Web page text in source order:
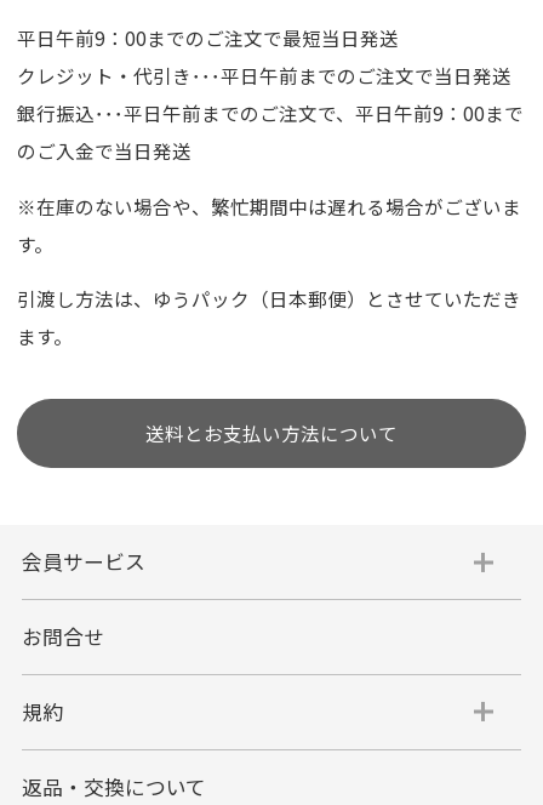
平日午前9：00までのご注文で最短当日発送
クレジット・代引き･･･平日午前までのご注文で当日発送
銀行振込･･･平日午前までのご注文で、平日午前9：00まで
のご入金で当日発送
※在庫のない場合や、繁忙期間中は遅れる場合がございま
す。
引渡し方法は、ゆうパック（日本郵便）とさせていただき
ます。
送料とお支払い方法について
会員サービス
お問合せ
規約
返品・交換について